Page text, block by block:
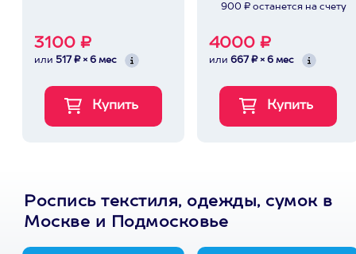
3100 ₽
или 517 ₽ × 6 мес
900 ₽ останется на счету
4000 ₽
или 667 ₽ × 6 мес
Роспись текстиля, одежды, сумок в
Москве и Подмосковье